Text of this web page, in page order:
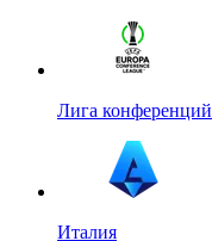
Лига конференций
Италия